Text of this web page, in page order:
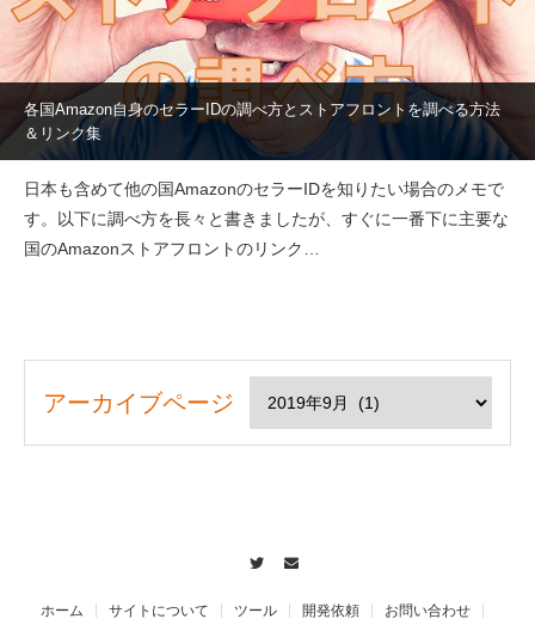
各国Amazon自身のセラーIDの調べ方とストアフロントを調べる方法
＆リンク集
日本も含めて他の国AmazonのセラーIDを知りたい場合のメモで
す。以下に調べ方を長々と書きましたが、すぐに一番下に主要な
国のAmazonストアフロントのリンク…
アーカイブページ
ホーム サイトについて ツール 開発依頼 お問い合わせ